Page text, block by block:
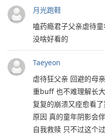
月光跑鞋
嗑药瘾君子父亲虐待
没啥好看的
Taeyeon
虐待狂父亲 回避的母
重buff 也不难理解长
复复的崩溃又痊愈看
原因 真的童年阴影会
自我救赎 只不过这个